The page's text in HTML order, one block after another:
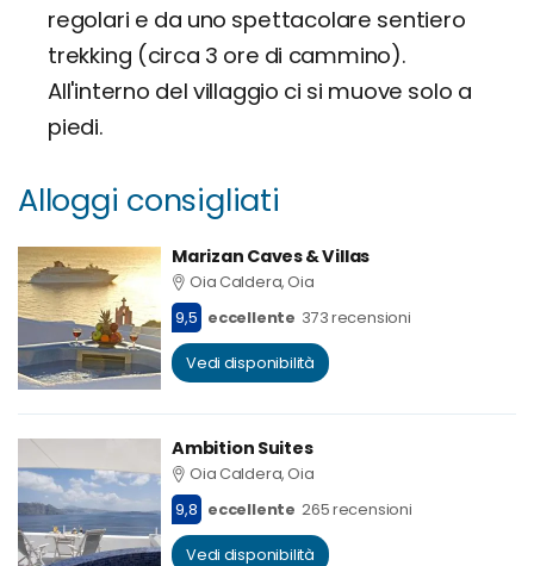
regolari e da uno spettacolare sentiero
trekking (circa 3 ore di cammino).
All'interno del villaggio ci si muove solo a
piedi.
Alloggi consigliati
Marizan Caves & Villas
Oia Caldera, Oia
9,5 eccellente 373 recensioni
Vedi disponibilità
Ambition Suites
Oia Caldera, Oia
9,8 eccellente 265 recensioni
Vedi disponibilità